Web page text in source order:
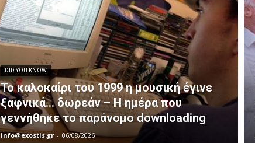
DID YOU KNOW
Το καλοκαίρι του 1999 η μουσική έγινε
ξαφνικά… δωρεάν – Η ημέρα που
γεννήθηκε το παράνομο downloading
info@exostis.gr - 06/08/2026